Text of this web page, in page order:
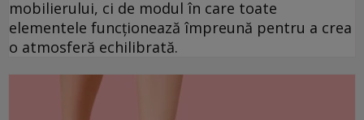
mobilierului, ci de modul în care toate
elementele funcționează împreună pentru a crea
o atmosferă echilibrată.